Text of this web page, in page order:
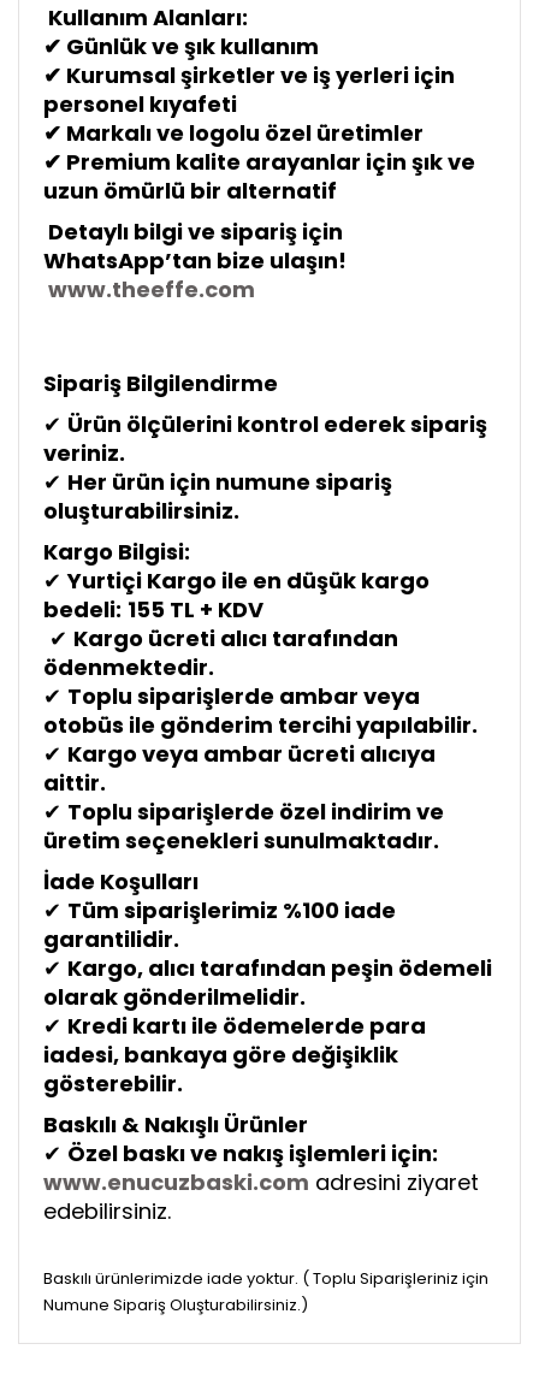
Kullanım Alanları:
✔ Günlük ve şık kullanım
✔ Kurumsalşirketler ve iş yerleri için
personel kıyafeti
✔ Markalı ve logolu özel üretimler
✔ Premium kalite arayanlar için şık ve
uzun ömürlü bir alternatif
Detaylı bilgi ve sipariş için
WhatsApp’tan bize ulaşın!
www.theeffe.com
Sipariş Bilgilendirme
✔ Ürün ölçülerini kontrol ederek sipariş
veriniz.
✔ Her ürün için numune sipariş
oluşturabilirsiniz.
Kargo Bilgisi:
✔Yurtiçi Kargo ile en düşük kargo
bedeli: 155 TL + KDV
✔ Kargo ücreti alıcı tarafından
ödenmektedir.
✔ Toplu siparişlerde ambar veya
otobüs ile gönderim tercihi yapılabilir.
✔ Kargo veya ambar ücreti alıcıya
aittir.
✔ Toplu siparişlerde özel indirim ve
üretim seçenekleri sunulmaktadır.
İade Koşulları
✔ Tüm siparişlerimiz %100 iade
garantilidir.
✔ Kargo, alıcı tarafından peşin ödemeli
olarak gönderilmelidir.
✔ Kredi kartı ile ödemelerde para
iadesi, bankaya göre değişiklik
gösterebilir.
Baskılı & Nakışlı Ürünler
✔ Özel baskı ve nakış işlemleri için:
www.enucuzbaski.com adresini ziyaret
edebilirsiniz.
Baskılı ürünlerimizde iade yoktur. ( Toplu Siparişleriniz için
Numune Sipariş Oluşturabilirsiniz.)